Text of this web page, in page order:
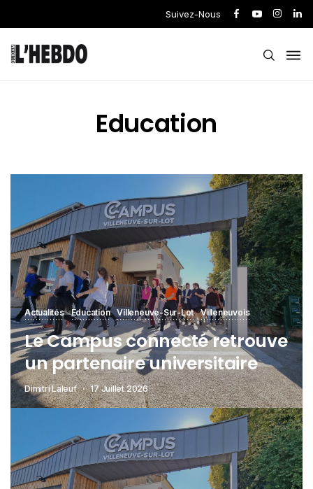
Suivez-Nous
Education
Actualités Education Villeneuve-Sur-Lot Villeneuvois
Le Campus connecté retrouve
un partenaire universitaire
Dimitri Laleuf 17 Juillet 2026